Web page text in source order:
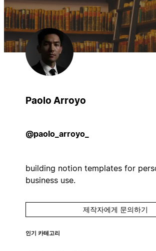
Paolo Arroyo
@paolo_arroyo_
building notion templates for
business use.
제작자에게 문의하기
인기 카테고리